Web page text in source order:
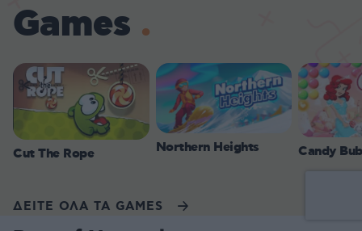
Games
Cut The Rope Northern Heights Candy
ΔΕΙΤΕ ΟΛΑ ΤΑ GAMES